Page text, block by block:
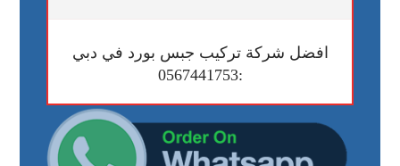
افضل شركة تركيب جبس بورد في دبي
:0567441753